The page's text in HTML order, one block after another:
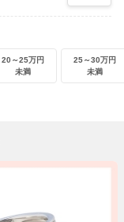
20～25万円
未満
25～30万円
未満